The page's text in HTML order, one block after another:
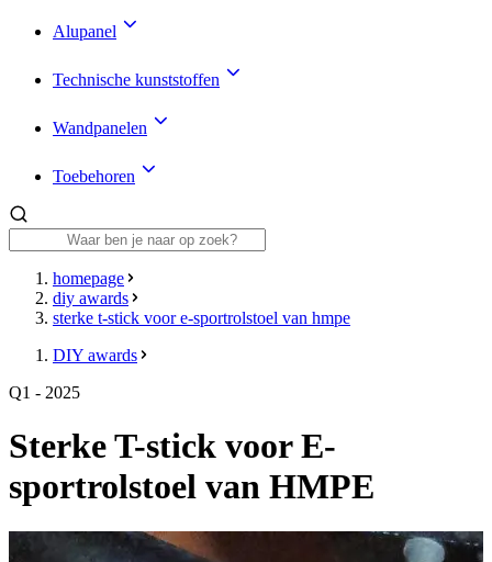
Alupanel
Technische kunststoffen
Wandpanelen
Toebehoren
homepage
diy awards
sterke t-stick voor e-sportrolstoel van hmpe
DIY awards
Q1 - 2025
Sterke T-stick voor E-
sportrolstoel van HMPE